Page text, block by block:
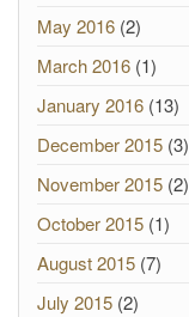
May 2016 (2)
March 2016 (1)
January 2016 (13)
December 2015 (3)
November 2015 (2)
October 2015 (1)
August 2015 (7)
July 2015 (2)